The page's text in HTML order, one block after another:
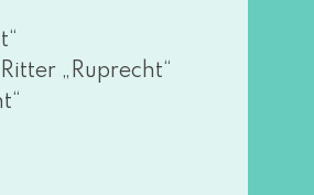
„Ruprecht“